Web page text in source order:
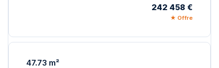
242 458 €
★ Offre
47.73 m²